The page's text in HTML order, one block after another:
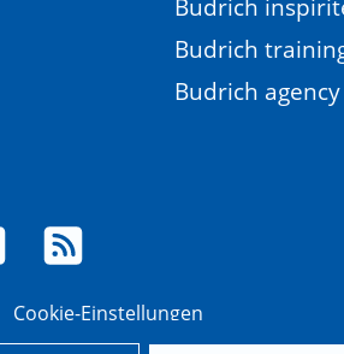
Budrich
Budrich agency
Cookie-Einstellungen